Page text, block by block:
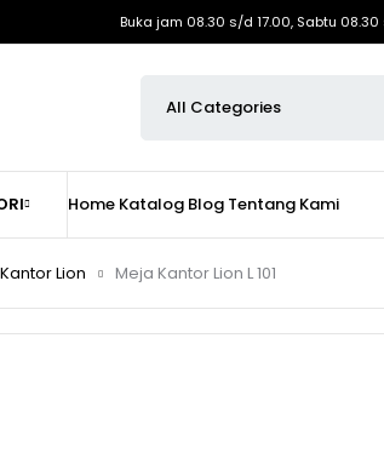
Buka jam 08.30 s/d 17.00, Sabtu
Home Katalog Blog Tentang Kami
Lion Meja Kantor Lion L 101